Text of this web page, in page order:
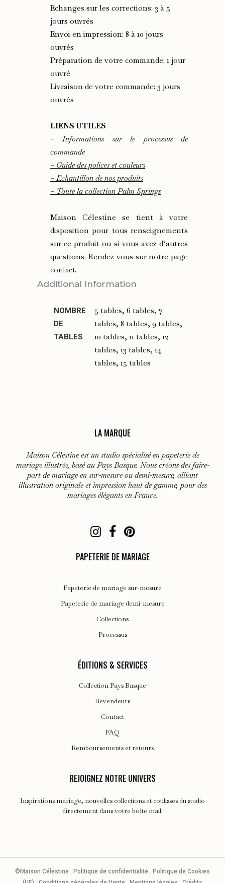
Echanges sur les corrections: 3 à 5
jours ouvrés
Envoi en impression: 8 à 10 jours
ouvrés
Préparation de votre commande: 1 jour
ouvré
Livraison de votre commande: 3 jours
ouvrés
LIENS UTILES
– Informations sur le processus de
commande
– Guide des polices et couleurs
– Echantillon de nos produits
– Toute la collection Palm Springs
Maison Célestine se tient à votre
disposition pour tous renseignements
sur ce produit ou si vous avez d’autres
questions. Rendez-vous sur notre page
contact.
Additional Information
NOMBRE
DE
TABLES
5 tables, 6 tables, 7
tables, 8 tables, 9 tables,
10 tables, 11 tables, 12
tables, 13 tables, 14
tables, 15 tables
LA MARQUE
Maison Célestine est un studio spécialisé en papeterie de
mariage illustrée, basé au Pays Basque. Nous créons des faire-
part de mariage en sur-mesure ou demi-mesure, alliant
illustration originale et impression haut de gamme, pour des
mariages élégants en France.
PAPETERIE DE MARIAGE
Papeterie de mariage sur-mesure
Papeterie de mariage demi-mesure
Collections
Processus
ÉDITIONS & SERVICES
Collection Pays Basque
Revendeurs
Contact
FAQ
Remboursements et retours
REJOIGNEZ NOTRE UNIVERS
Inspirations mariage, nouvelles collections et coulisses du studio
directement dans votre boîte mail.
©Maison Célestine . Politique de confidentialité . Politique de Cookies